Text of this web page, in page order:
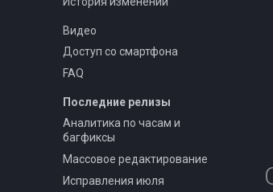
Видео
Доступ со смартфона
FAQ
Последние релизы
Аналитика по часам и
багфиксы
Массовое редактирование
Исправления июля